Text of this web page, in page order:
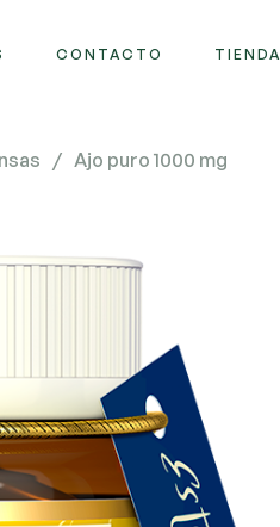
CONTACTO TIENDA
/ Ajo puro 1000 mg